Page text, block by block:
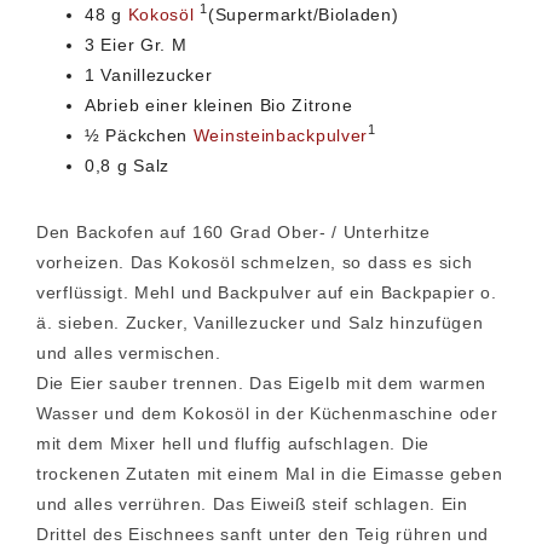
48 g Kokosöl1 (Supermarkt/Bioladen)
3 Eier Gr. M
1 Vanillezucker
Abrieb einer kleinen Bio Zitrone
½ Päckchen Weinsteinbackpulver1
0,8 g Salz
Den Backofen auf 160 Grad Ober- / Unterhitze
vorheizen. Das Kokosöl schmelzen, so dass es sich
verflüssigt. Mehl und Backpulver auf ein Backpapier o.
ä. sieben. Zucker, Vanillezucker und Salz hinzufügen
und alles vermischen.
Die Eier sauber trennen. Das Eigelb mit dem warmen
Wasser und dem Kokosöl in der Küchenmaschine oder
mit dem Mixer hell und fluffig aufschlagen. Die
trockenen Zutaten mit einem Mal in die Eimasse geben
und alles verrühren. Das Eiweiß steif schlagen. Ein
Drittel des Eischnees sanft unter den Teig rühren und